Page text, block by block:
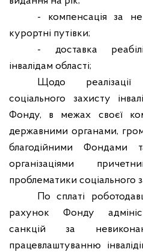
- компенсація за
курортні путівки;
- доставка
інвалідам області;
Щодо реалізації
соціального захисту
Фонду, в межах своєї
державними органами,
благодійними Фондами
організаціями
проблематики соціального
По сплаті
рахунок Фонду
санкцій за
працевлаштуванню